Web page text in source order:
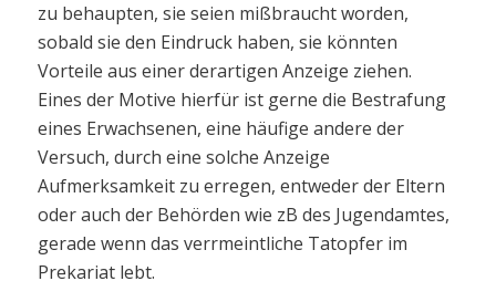
zu behaupten, sie seien mißbraucht worden,
sobald sie den Eindruck haben, sie könnten
Vorteile aus einer derartigen Anzeige ziehen.
Eines der Motive hierfür ist gerne die Bestrafung
eines Erwachsenen, eine häufige andere der
Versuch, durch eine solche Anzeige
Aufmerksamkeit zu erregen, entweder der Eltern
oder auch der Behörden wie zB des Jugendamtes,
gerade wenn das verrmeintliche Tatopfer im
Prekariat lebt.